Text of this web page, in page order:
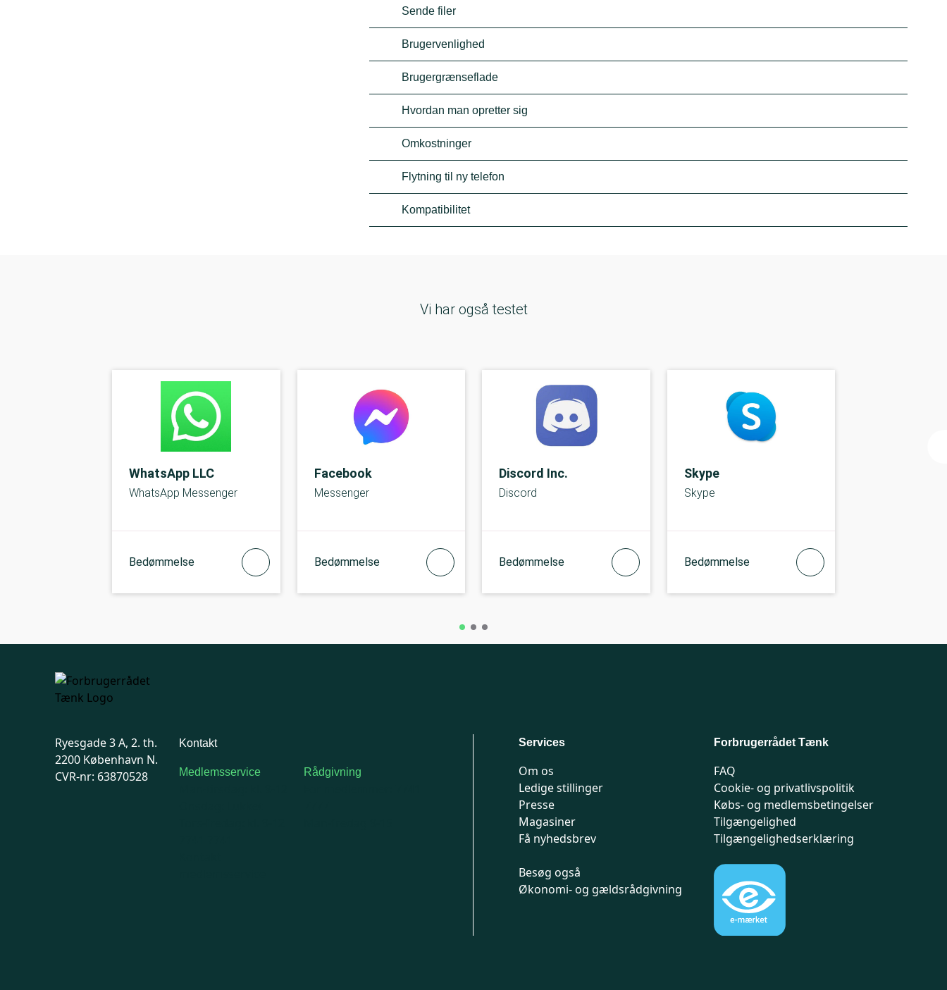
Sende filer
Brugervenlighed
Brugergrænseflade
Hvordan man opretter sig
Omkostninger
Flytning til ny telefon
Kompatibilitet
Vi har også testet
WhatsApp LLC
WhatsApp Messenger
Bedømmelse
Facebook
Messenger
Bedømmelse
Discord Inc.
Discord
Bedømmelse
Skype
Skype
Bedømmelse
Ryesgade 3 A, 2. th.
2200 København N.
CVR-nr: 63870528
Kontakt
Medlemsservice Rådgivning
Services
Om os
Ledige stillinger
Presse
Magasiner
Få nyhedsbrev
Besøg også
Økonomi- og gældsrådgivning
Forbrugerrådet Tænk
FAQ
Cookie- og privatlivspolitik
Købs- og medlemsbetingelser
Tilgængelighed
Tilgængelighedserklæring